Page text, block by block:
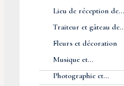
Lieu de réception de...
Traiteur et gâteau
Fleurs et décoration
Musique et...
Photographie et...